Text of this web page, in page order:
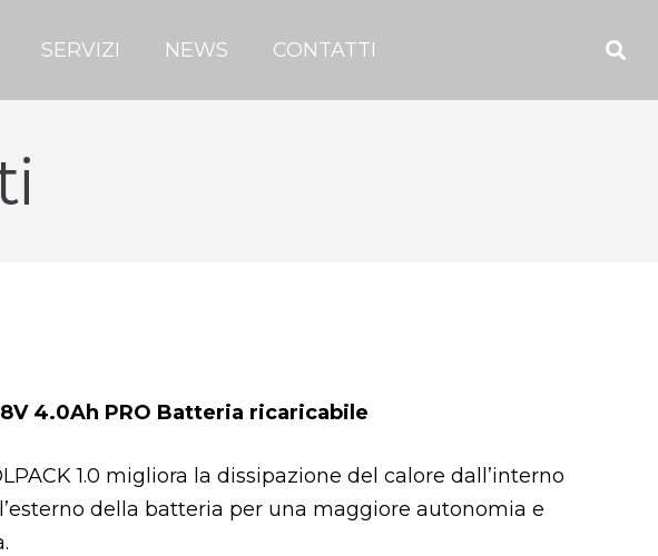
SERVIZI NEWS CONTATTI
4.0Ah PRO Batteria ricaricabile
1.0 migliora la dissipazione del calore dall’interno
della batteria per una maggiore autonomia e